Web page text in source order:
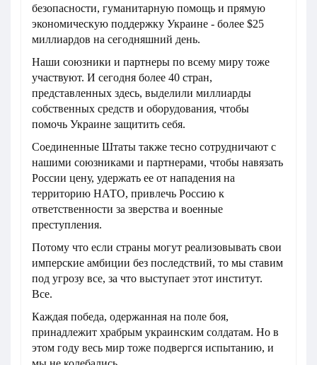
безопасности, гуманитарную помощь и прямую
экономическую поддержку Украине - более $25
миллиардов на сегодняшний день.
Наши союзники и партнеры по всему миру тоже
участвуют. И сегодня более 40 стран,
представленных здесь, выделили миллиарды
собственных средств и оборудования, чтобы
помочь Украине защитить себя.
Соединенные Штаты также тесно сотрудничают с
нашими союзниками и партнерами, чтобы навязать
России цену, удержать ее от нападения на
территорию НАТО, привлечь Россию к
ответственности за зверства и военные
преступления.
Потому что если страны могут реализовывать свои
имперские амбиции без последствий, то мы ставим
под угрозу все, за что выступает этот институт.
Все.
Каждая победа, одержанная на поле боя,
принадлежит храбрым украинским солдатам. Но в
этом году весь мир тоже подвергся испытанию, и